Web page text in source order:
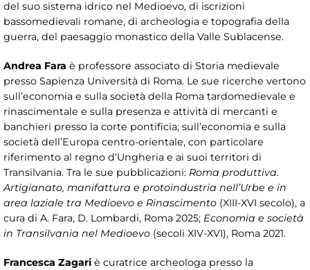
del suo sistema idrico nel Medioevo, di iscrizioni
bassomedievali romane, di archeologia e topografia della
guerra, del paesaggio monastico della Valle Sublacense.
Andrea Fara è professore associato di Storia medievale
presso Sapienza Università di Roma. Le sue ricerche vertono
sull’economia e sulla società della Roma tardomedievale e
rinascimentale e sulla presenza e attività di mercanti e
banchieri presso la corte pontificia; sull’economia e sulla
società dell’Europa centro-orientale, con particolare
riferimento al regno d’Ungheria e ai suoi territori di
Transilvania. Tra le sue pubblicazioni: Roma produttiva.
Artigianato, manifattura e protoindustria nell’Urbe e in
area laziale tra Medioevo e Rinascimento (XIII-XVI secolo), a
cura di A. Fara, D. Lombardi, Roma 2025; Economia e società
in Transilvania nel Medioevo (secoli XIV-XVI), Roma 2021.
Francesca Zagari è curatrice archeologa presso la